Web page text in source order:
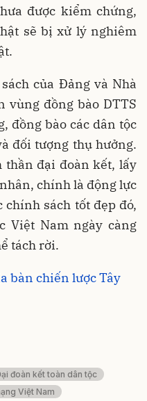
được kiểm chứng,
sẽ bị xử lý nghiêm
của Đảng và Nhà
đồng bào DTTS
đồng bào các dân tộc
đối tượng thụ hưởng.
thần đại đoàn kết, lấy
chính là động lực
sách tốt đẹp đó,
Việt Nam ngày càng
tách rời.
bàn chiến lược Tây
đoàn kết toàn dân tộc
Việt Nam